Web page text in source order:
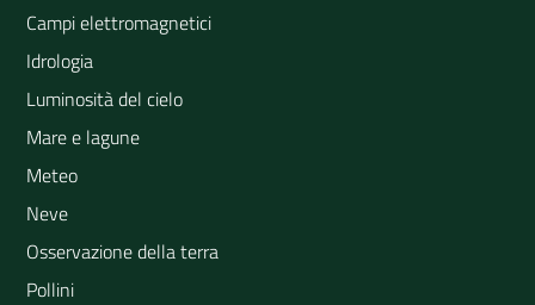
Campi elettromagnetici
Idrologia
Luminosità del cielo
Mare e lagune
Meteo
Neve
Osservazione della terra
Pollini